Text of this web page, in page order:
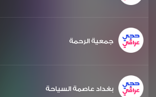
جمعية الرحمة
بغداد عاصمة السياحة